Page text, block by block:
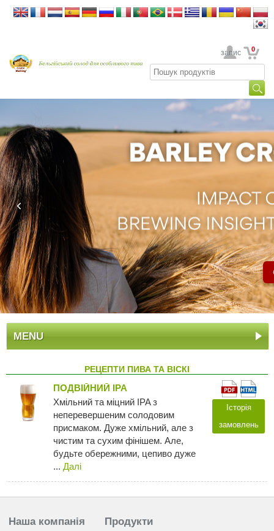
Ваш обліковий запис 0
MENU
РЕЦЕПТИ ПИВА ТА ВІСКІ
ПОДВІЙНИЙ IPA
Хмільний та міцний IPA з
неперевершеним солодовим
присмаком. Дуже хмільний, але з
чистим та сухим фінішем. Але,
будьте обережними, цепиво дуже
... Далi
Історія
замовлень
Наша компанія Продукти